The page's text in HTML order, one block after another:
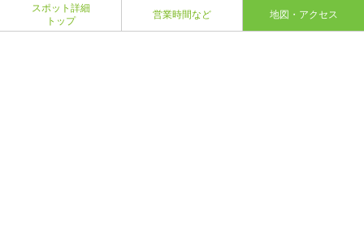
スポット詳細
トップ
営業時間など 地図・アクセス